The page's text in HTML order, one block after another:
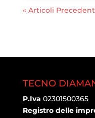
« Articoli
TECNO
P.Iva 02301500365
Registro delle